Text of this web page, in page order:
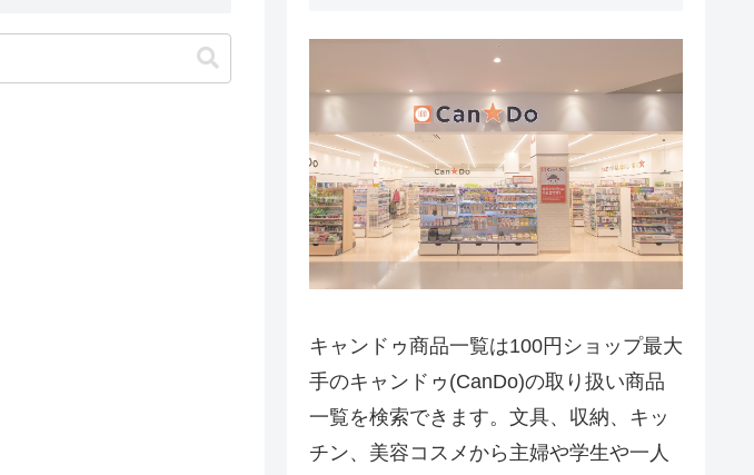
キャンドゥ商品一覧は100円ショップ最大
手のキャンドゥ(CanDo)の取り扱い商品
一覧を検索できます。文具、収納、キッ
チン、美容コスメから主婦や学生や一人